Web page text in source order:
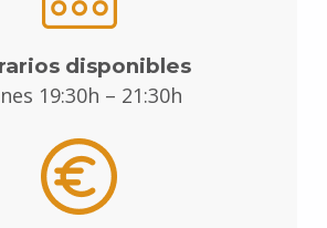
disponibles
19:30h – 21:30h